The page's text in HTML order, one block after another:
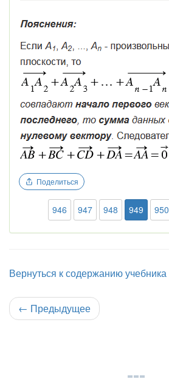
Поделиться
946 947 948 949 950
Вернуться к содержанию учебника
← Предыдущее